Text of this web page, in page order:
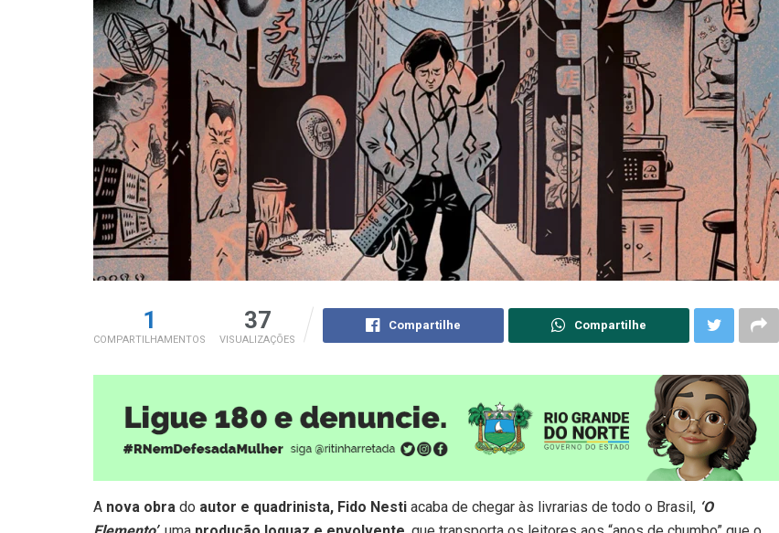
1
COMPARTILHAMENTOS
37
VISUALIZAÇÕES
Compartilhe Compartilhe
A nova obra do autor e quadrinista, Fido Nesti acaba de chegar às livrarias de todo o Brasil, ‘O